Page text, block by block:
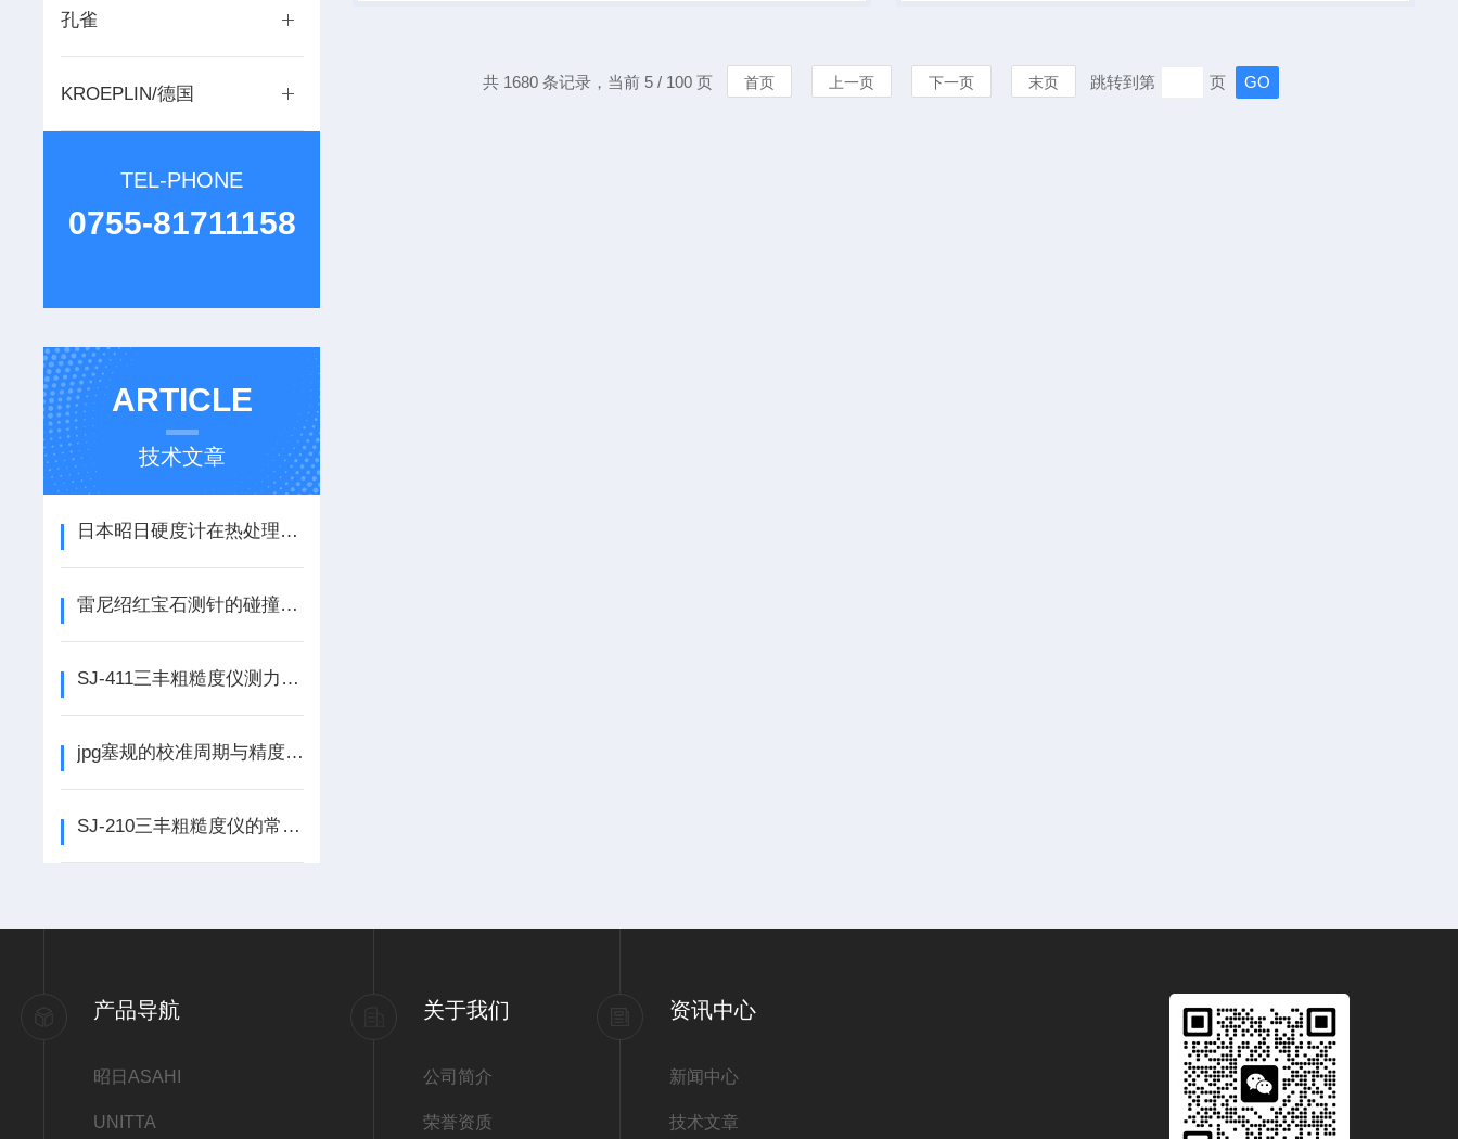
孔雀
KROEPLIN/德国
TEL-PHONE
0755-81711158
ARTICLE
技术文章
日本昭日硬度计在热处理质量管控中的关键作用
雷尼绍红宝石测针的碰撞损伤识别与更换时机判定
SJ-411三丰粗糙度仪测力变化对软质材料测量影响
jpg塞规的校准周期与精度保证措施
SJ-210三丰粗糙度仪的常见错误代码解读与故障排除指南
共 1680 条记录，当前 5 / 100 页 首页 上一页 下一页 末页 跳转到第 页
产品导航
昭日ASAHI
UNITTA
关于我们
公司简介
荣誉资质
资讯中心
新闻中心
技术文章